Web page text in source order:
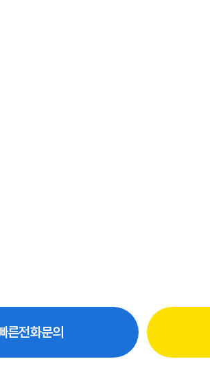
른전화문의